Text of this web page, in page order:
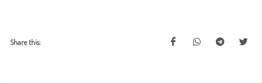
Share this: